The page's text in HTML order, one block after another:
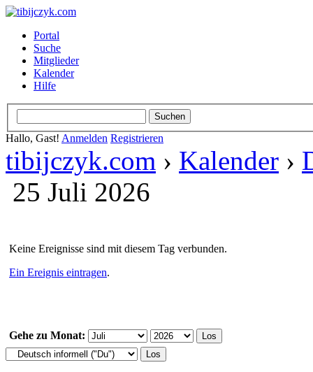
Portal
Suche
Mitglieder
Kalender
Hilfe
Hallo, Gast! Anmelden Registrieren
tibijczyk.com › Kalender ›
25 Juli 2026
Keine Ereignisse sind mit diesem Tag verbunden.
Ein Ereignis eintragen.
Gehe zu Monat: